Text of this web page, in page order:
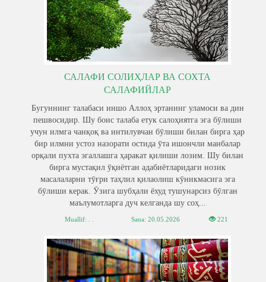
САЛАФИ СОЛИҲЛАР ВА СОХТА
САЛАФИЙЛАР
Бугуннинг талабаси иншо Аллоҳ эртанинг уламоси ва дин
пешвосидир. Шу боис талаба етук салоҳиятга эга бӯлиши
учун илмга чанқоқ ва интилувчан бӯлиши билан бирга ҳар
бир илмни устоз назорати остида ӯта ишончли манбалар
орқали пухта эгаллашга ҳаракат қилиши лозим. Шу билан
бирга мустақил ӯқиётган адабиётларидаги нозик
масалаларни тӯғри таҳлил қилаолиш кӯникмасига эга
бӯлиши керак. Ӯзига шубҳали ёхуд тушунарсиз бӯлган
маълумотларга дуч келганда шу соҳ...
Muallif: . . Sana: 20.05.2026 221